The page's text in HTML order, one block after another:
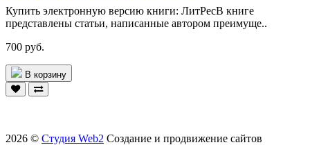
Купить электронную версию книги: ЛитРесВ книге
представлены статьи, написанные автором преимуще..
700 руб.
В корзину
2026 © Студия Web2 Создание и продвижение сайтов